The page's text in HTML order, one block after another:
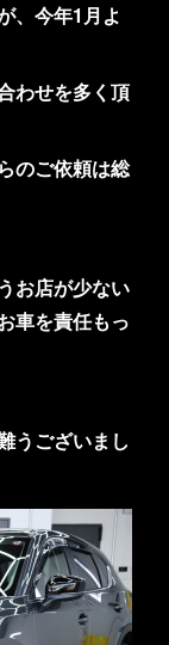
、今年1月よ
わせを多く頂
のご依頼は総
お店が少ない
車を責任もっ
うございまし